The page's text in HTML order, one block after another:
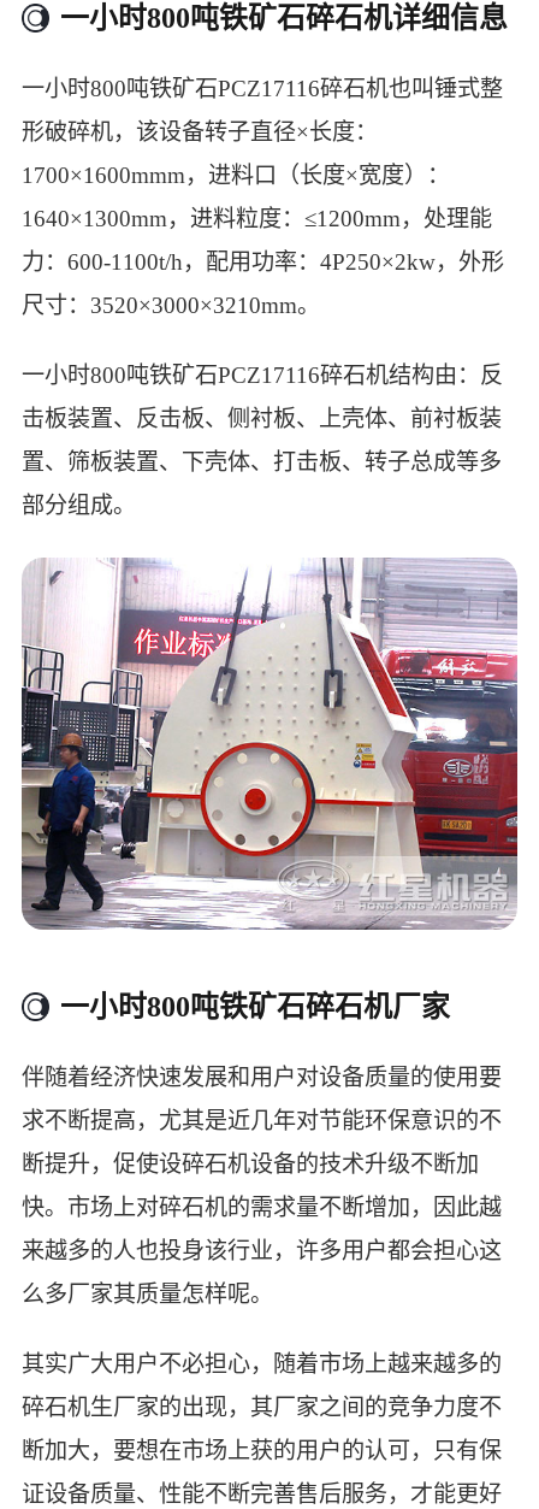
一小时800吨铁矿石碎石机详细信息
一小时800吨铁矿石PCZ17116碎石机也叫锤式整
形破碎机，该设备转子直径×长度：
1700×1600mmm，进料口（长度×宽度）：
1640×1300mm，进料粒度：≤1200mm，处理能
力：600-1100t/h，配用功率：4P250×2kw，外形
尺寸：3520×3000×3210mm。
一小时800吨铁矿石PCZ17116碎石机结构由：反
击板装置、反击板、侧衬板、上壳体、前衬板装
置、筛板装置、下壳体、打击板、转子总成等多
部分组成。
一小时800吨铁矿石碎石机厂家
伴随着经济快速发展和用户对设备质量的使用要
求不断提高，尤其是近几年对节能环保意识的不
断提升，促使设碎石机设备的技术升级不断加
快。市场上对碎石机的需求量不断增加，因此越
来越多的人也投身该行业，许多用户都会担心这
么多厂家其质量怎样呢。
其实广大用户不必担心，随着市场上越来越多的
碎石机生厂家的出现，其厂家之间的竞争力度不
断加大，要想在市场上获的用户的认可，只有保
证设备质量、性能不断完善售后服务，才能更好